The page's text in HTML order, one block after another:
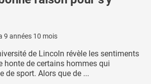
9 années 10 mois
de Lincoln révèle les sentiments
honte de certains hommes qui
de sport. Alors que de ...